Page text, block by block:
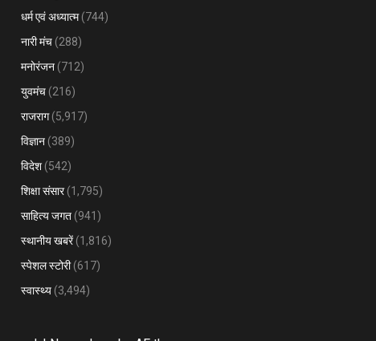
धर्म एवं अध्यात्म(744)
नारी मंच (288)
मनोरंजन (712)
युवमंच (216)
राजराग(5,917)
विज्ञान (389)
विदेश (542)
शिक्षा संसार(1,795)
साहित्य जगत (941)
स्थानीय खबरें(1,816)
स्पेशल स्टोरी(617)
स्वास्थ्य (3,494)